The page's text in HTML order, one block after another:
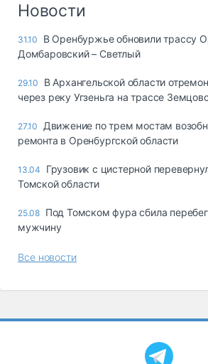
опасные грузы
страхование
Склады и
грузовые
Коммерческий
Спецтехника
автохимия
Новости
31.10
В Оренбуржье обновили трассу
Домбаровский – Светлый
29.10
В Архангельской области
через реку Угзеньга на трассе
27.10
Движение по трем мостам
ремонта в Оренбургской области
13.04
Грузовик с цистерной
Томской области
25.08 Под Томском фура сбила
мужчину
Все новости